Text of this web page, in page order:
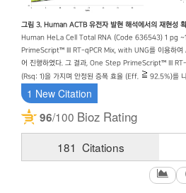
그림 3. Human ACTB 유전자 발현 해석에서의 재현성
Human HeLa Cell Total RNA (Code 636543) 1 pg
PrimeScript™ III RT-qPCR Mix, with UNG를 이용하여
어 진행하였다. 그 결과, One Step PrimeScript™ III
(Rsq: 1)을 가지며 안정된 증폭 효율 (Eff.
92.5%)를